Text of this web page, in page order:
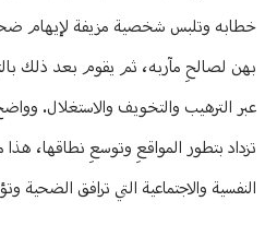
خطابه وتلبس شخصية مزيفة لإيهام
بهن لصالحِ مآربه، ثم يقوم بعد ذلك
عبر الترهيب والتخويف والاستغلال.
تزداد بتطور المواقعِ وتوسعِ نطاقها،
النفسية والاجتماعية التي ترافق الضحية